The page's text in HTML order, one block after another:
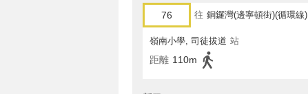
76 往 銅鑼灣(邊寧頓街)(循環線)
嶺南小學, 司徒拔道 站
距離 110m